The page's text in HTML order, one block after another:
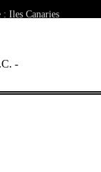
: Iles Canaries
-